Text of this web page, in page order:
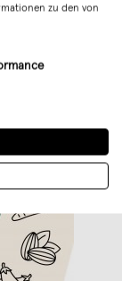
zu den von